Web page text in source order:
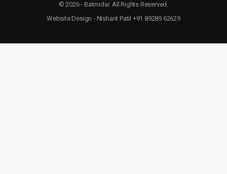
© 2026 - Batmidar. All Rights Reserved.
Website Design - Nishant Patil +91 89289 62629